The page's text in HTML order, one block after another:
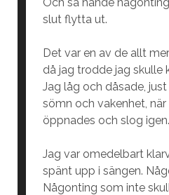
slut flytta ut.
Det var en av de allt
då jag trodde jag skulle
Jag låg och dåsade,
sömn och vakenhet,
öppnades och slog igen.
Jag var omedelbart
spänt upp i sängen.
Någonting som inte